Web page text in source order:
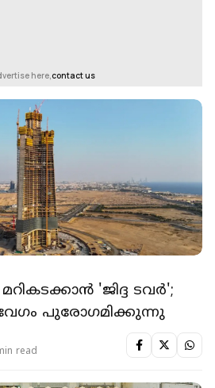
here, contact us
'ജിദ്ദ ടവർ';
പുരോ​ഗമിക്കുന്നു
read